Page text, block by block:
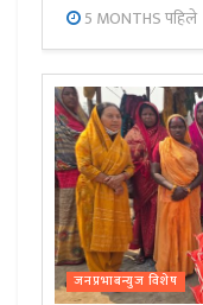
5 MONTHS पहिले
जनप्रभाबन्युज विशेष